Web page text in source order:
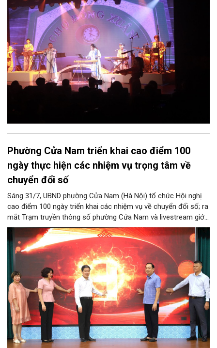
Phường Cửa Nam triển khai cao điểm 100
ngày thực hiện các nhiệm vụ trọng tâm về
chuyển đổi số
Sáng 31/7, UBND phường Cửa Nam (Hà Nội) tổ chức Hội nghị
cao điểm 100 ngày triển khai các nhiệm vụ về chuyển đổi số; ra
mắt Trạm truyền thông số phường Cửa Nam và livestream giới
thiệu các sản phẩm du lịch gắn với di sản, văn hóa kiến trúc
trên địa bàn.